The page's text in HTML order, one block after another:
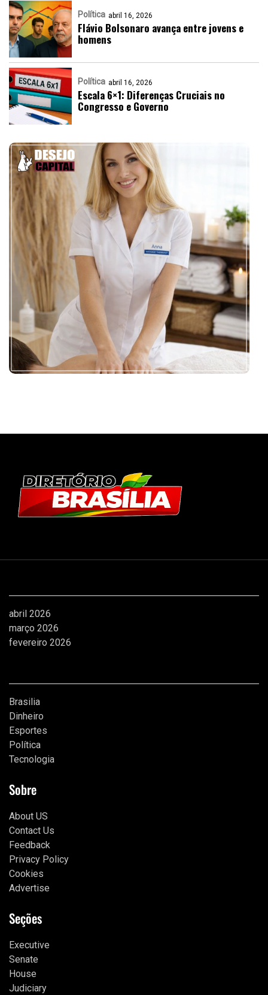
Política abril 16, 2026
Flávio Bolsonaro avança entre jovens e
homens
Política abril 16, 2026
Escala 6×1: Diferenças Cruciais no
Congresso e Governo
abril 2026
março 2026
fevereiro 2026
Brasilia
Dinheiro
Esportes
Política
Tecnologia
Sobre
About US
Contact Us
Feedback
Privacy Policy
Cookies
Advertise
Seções
Executive
Senate
House
Judiciary